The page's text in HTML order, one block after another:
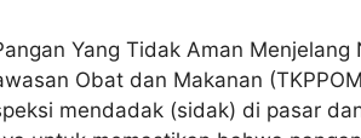
Yang Tidak Aman
Obat dan Makanan
mendadak (sidak) di pasar